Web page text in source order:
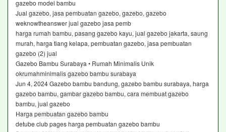
gazebo model bambu
Jual gazebo, jasa pembuatan gazebo, gazebo, gazebo
weknowtheanswer jual gazebo jasa pemb
harga rumah bambu, pasang gazebo kayu, jual gazebo jakarta, saung
murah, harga tiang kelapa, pembuatan gazebo, jasa pembuatan
gazebo (2) jual
Gazebo Bambu Surabaya • Rumah Minimalis Unik
okrumahminimalis gazebo bambu surabaya
Jun 4, 2024 Gazebo bambu bandung, gazebo bambu surabaya, harga
gazebo bambu, gambar gazebo bambu, cara membuat gazebo
bambu, jual gazebo
Harga pembuatan gazebo bambu
detube club pages harga pembuatan gazebo bambu